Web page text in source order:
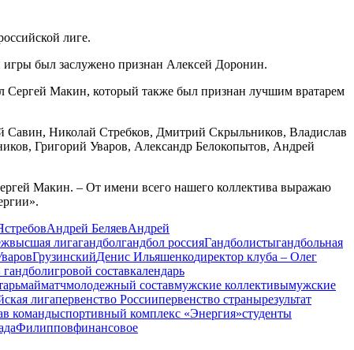
лиге.
игры был заслужено признан Алексей Доронин.
Сергей Макин, который также был признан лучшим вратарем
Савин, Николай Стребков, Дмитрий Скрыльников, Владислав
Григорий Уваров, Александр Белокопытов, Андрей
Макин. – От имени всего нашего коллектива выражаю
Андрей БеляевАндрей
высшая лигагандболгандбол россияГандболистыгандбольная
ГрузинскийДенис Ильяшенкодиректор клуба – Олег
гандболигровой составкалендарь
майматчмолодежный составмужские коллективымужские
лигапервенство Россиипервенство странырезультат
командыспортивный комплекс «Энергия»студенты
Филипповфинансовое